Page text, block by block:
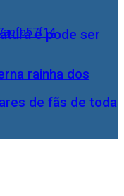
rainha dos
de fãs de toda
e pode ser